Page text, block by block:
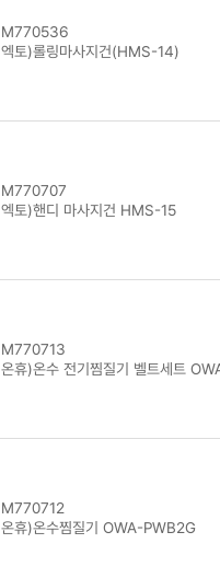
M770536
엑토)롤링마사지건(HMS-14)
M770707
엑토)핸디 마사지건 HMS-15
M770713
온휴)온수 전기찜질기 벨트세트
M770712
온휴)온수찜질기 OWA-PWB2G